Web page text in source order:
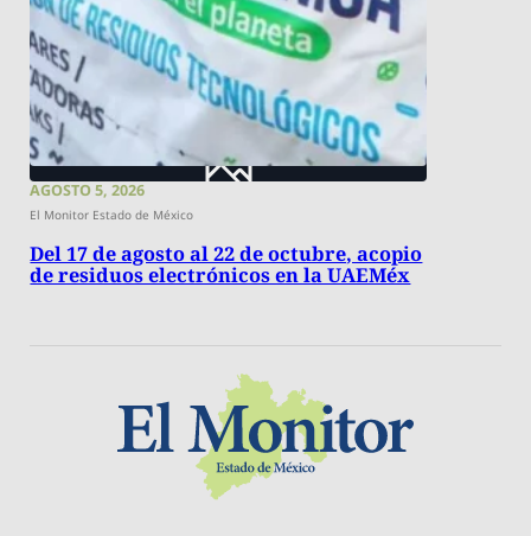
AGOSTO 5, 2026
El Monitor Estado de México
Del 17 de agosto al 22 de octubre, acopio
de residuos electrónicos en la UAEMéx